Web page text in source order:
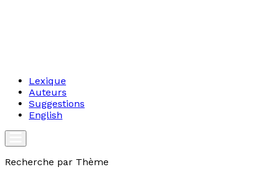
Lexique
Auteurs
Suggestions
English
Recherche par Thème